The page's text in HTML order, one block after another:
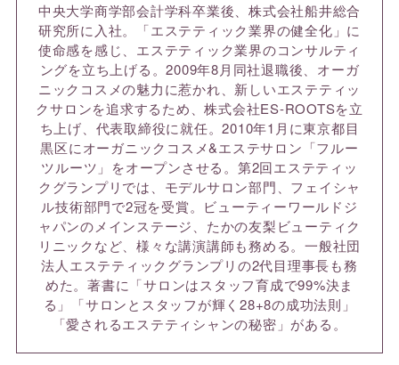
中央大学商学部会計学科卒業後、株式会社船井総合
研究所に入社。「エステティック業界の健全化」に
使命感を感じ、エステティック業界のコンサルティ
ングを立ち上げる。2009年8月同社退職後、オーガ
ニックコスメの魅力に惹かれ、新しいエステティッ
クサロンを追求するため、株式会社ES-ROOTSを立
ち上げ、代表取締役に就任。2010年1月に東京都目
黒区にオーガニックコスメ&エステサロン「フルー
ツルーツ」をオープンさせる。第2回エステティッ
クグランプリでは、モデルサロン部門、フェイシャ
ル技術部門で2冠を受賞。ビューティーワールドジ
ャパンのメインステージ、たかの友梨ビューティク
リニックなど、様々な講演講師も務める。一般社団
法人エステティックグランプリの2代目理事長も務
めた。著書に「サロンはスタッフ育成で99%決ま
る」「サロンとスタッフが輝く28+8の成功法則」
「愛されるエステティシャンの秘密」がある。